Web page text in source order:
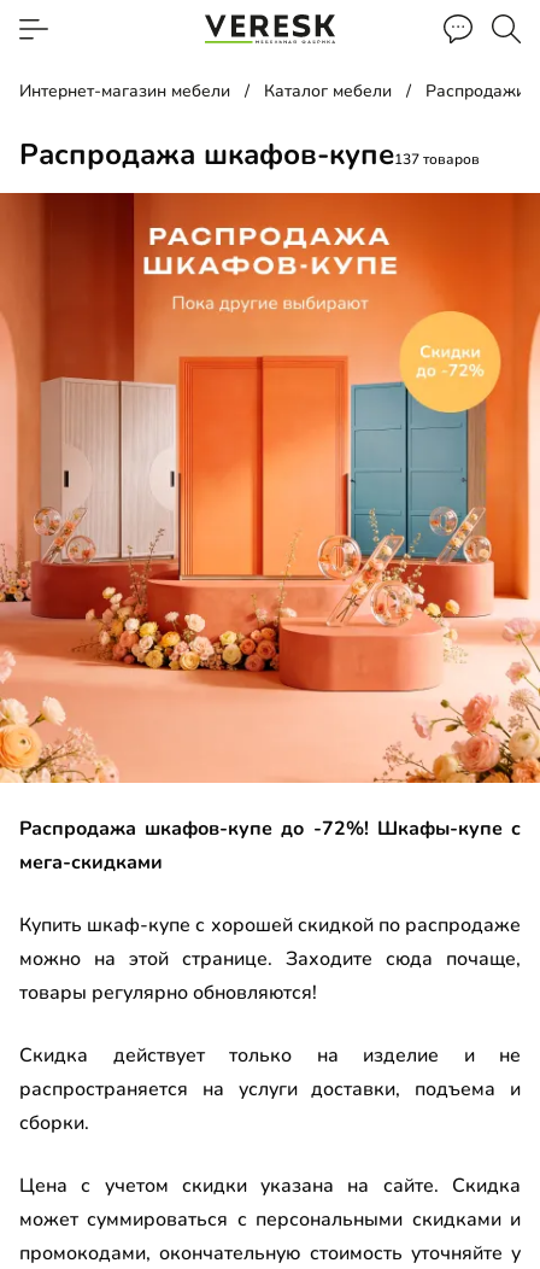
Интернет-магазин мебели Каталог мебели Распродажи,
Распродажа шкафов-купе137 товаров
до
до
с пескоструйным рисунком
пленкой ПВХ
эмалью
с пленкой Oracal до
Распродажа шкафов-купе до -72%! Шкафы-купе с
мега-скидками
Купить шкаф-купе с хорошей скидкой по распродаже
можно на этой странице. Заходите сюда почаще,
товары регулярно обновляются!
Скидка действует только на изделие и не
распространяется на услуги доставки, подъема и
сборки.
Цена с учетом скидки указана на сайте. Скидка
может суммироваться с персональными скидками и
промокодами, окончательную стоимость уточняйте у